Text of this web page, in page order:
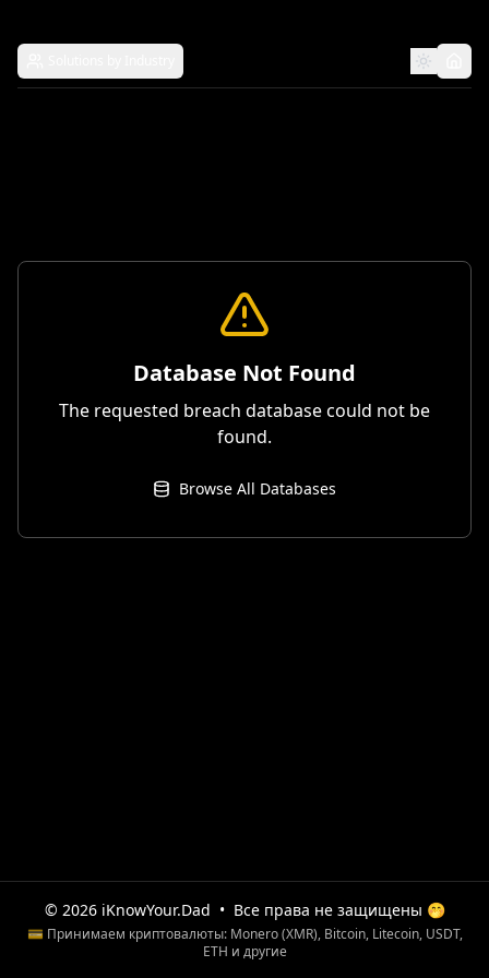
Database Not Found
The requested breach database could not be
found.
Browse All Databases
© 2026 iKnowYour.Dad • Все права не защищены 🤭
💳 Принимаем криптовалюты: Monero (XMR), Bitcoin, Litecoin, USDT,
ETH и другие